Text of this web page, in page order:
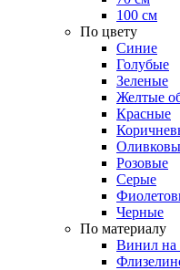
100 см
По цвету
Синие
Голубые
Зеленые
Желтые
Красные
Розовые
Серые
Черные
По материалу
Винил на